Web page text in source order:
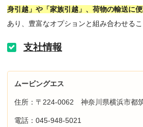
身引越」や「家族引越」、荷物の輸送に便
あり、豊富なオプションと組み合わせるこ
支社情報
ムービングエス
住所：〒224-0062 神奈川県横浜市都
電話：045-948-5021